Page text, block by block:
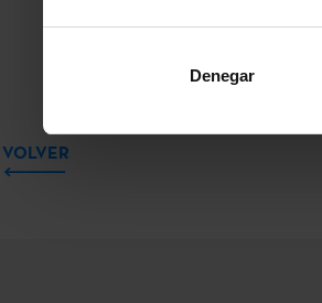
Denegar
VOLVER